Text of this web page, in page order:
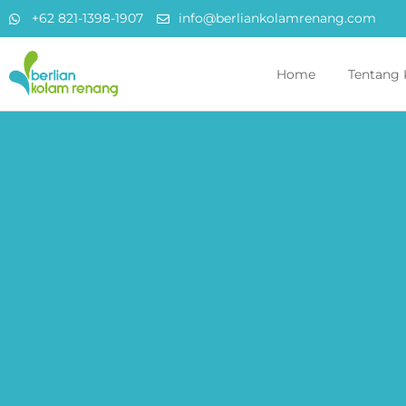
+62 821-1398-1907 info@berliankolamrenang.com
Home Tentang